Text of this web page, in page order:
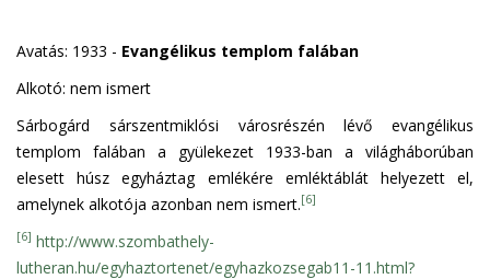
Avatás: 1933 - Evangélikus templom falában
Alkotó: nem ismert
Sárbogárd sárszentmiklósi városrészén lévő evangélikus
templom falában a gyülekezet 1933-ban a világháborúban
elesett húsz egyháztag emlékére emléktáblát helyezett el,
amelynek alkotója azonban nem ismert.[6]
[6] http://www.szombathely-
lutheran.hu/egyhaztortenet/egyhazkozsegab11-11.html?